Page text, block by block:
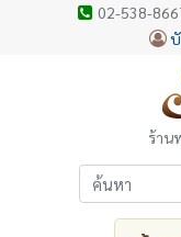
02-538-
ร้าน